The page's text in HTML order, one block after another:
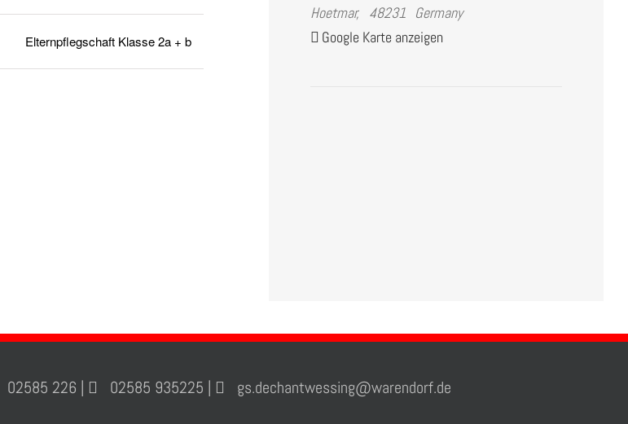
Elternpflegschaft Klasse 2a + b
Hoetmar, 48231 Germany
Google Karte anzeigen
02585 226 | 02585 935225 | gs.dechantwessing@warendorf.de